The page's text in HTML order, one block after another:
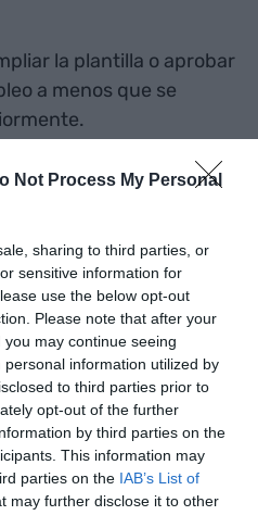
Not Process My Personal
sharing to third parties, or
sensitive information for
use the below opt-out
Please note that after your
may continue seeing
information utilized by
to third parties prior to
opt-out of the further
by third parties on the
This information may
parties on the IAB’s List of
may further disclose it to other
la plantilla o aprobar
a menos que se
para hacer
prioridades que pueden
veremos que
muchos años en
presupuestos
falta de suficiente
los partidos de
tiene